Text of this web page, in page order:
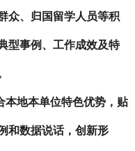
众、归国留学人员等积
型事例、工作成效及特
本地本单位特色优势，贴
和数据说话，创新形